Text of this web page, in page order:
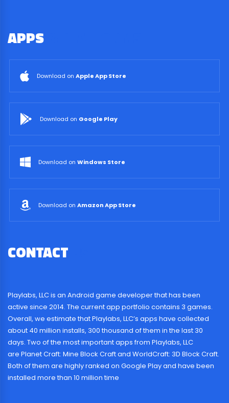
APPS
Download on Apple App Store
Download on Google Play
Download on Windows Store
Download on Amazon App Store
CONTACT
Playlabs, LLC is an Android game developer that has been
active since 2014. The current app portfolio contains 3 games.
Overall, we estimate that Playlabs, LLC’s apps have collected
about 40 million installs, 300 thousand of them in the last 30
days. Two of the most important apps from Playlabs, LLC
are Planet Craft: Mine Block Craft and WorldCraft: 3D Block Craft.
Both of them are highly ranked on Google Play and have been
installed more than 10 million time